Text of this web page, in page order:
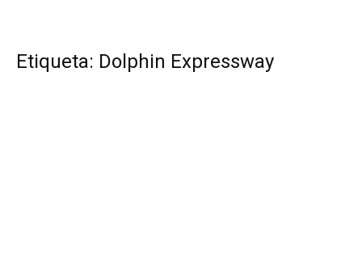
Etiqueta: Dolphin Expressway